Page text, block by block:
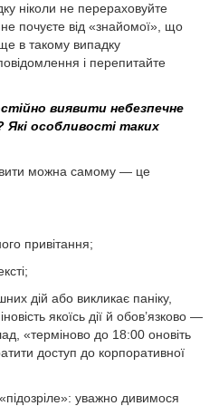
ніколи не перераховуйте
почуєте від «знайомої», що
в такому випадку
і перепитайте
виявити небезпечне
Які особливості таких
можна самому — це
привітання;
дій або викликає паніку,
якоїсь дії й обов’язково —
«терміново до 18:00 оновіть
доступ до корпоративної
уважно дивимося